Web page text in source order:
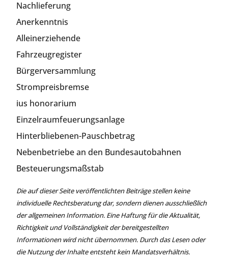
Nachlieferung
Anerkenntnis
Alleinerziehende
Fahrzeugregister
Bürgerversammlung
Strompreisbremse
ius honorarium
Einzelraumfeuerungsanlage
Hinterbliebenen-Pauschbetrag
Nebenbetriebe an den Bundesautobahnen
Besteuerungsmaßstab
Die auf dieser Seite veröffentlichten Beiträge stellen keine
individuelle Rechtsberatung dar, sondern dienen ausschließlich
der allgemeinen Information. Eine Haftung für die Aktualität,
Richtigkeit und Vollständigkeit der bereitgestellten
Informationen wird nicht übernommen. Durch das Lesen oder
die Nutzung der Inhalte entsteht kein Mandatsverhältnis.